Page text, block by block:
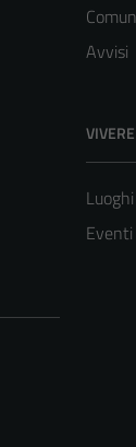
Avvisi
Luoghi
Eventi